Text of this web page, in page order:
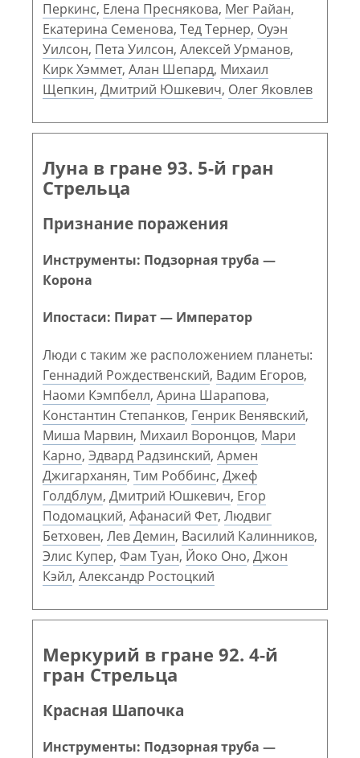
Перкинс, Елена Преснякова, Мег Райан,
Екатерина Семенова, Тед Тернер, Оуэн
Уилсон, Пета Уилсон, Алексей Урманов,
Кирк Хэммет, Алан Шепард, Михаил
Щепкин, Дмитрий Юшкевич, Олег Яковлев
Луна в гране 93. 5-й гран
Стрельца
Признание поражения
Инструменты: Подзорная труба —
Корона
Ипостаси: Пират — Император
Люди с таким же расположением планеты:
Геннадий Рождественский, Вадим Егоров,
Наоми Кэмпбелл, Арина Шарапова,
Константин Степанков, Генрик Венявский,
Миша Марвин, Михаил Воронцов, Мари
Карно, Эдвард Радзинский, Армен
Джигарханян, Тим Роббинс, Джеф
Голдблум, Дмитрий Юшкевич, Егор
Подомацкий, Афанасий Фет, Людвиг
Бетховен, Лев Демин, Василий Калинников,
Элис Купер, Фам Туан, Йоко Оно, Джон
Кэйл, Александр Ростоцкий
Меркурий в гране 92. 4-й
гран Стрельца
Красная Шапочка
Инструменты: Подзорная труба —